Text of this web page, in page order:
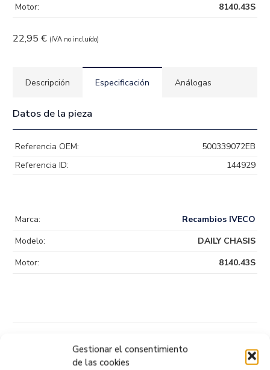
Gestionar el consentimiento
de las cookies
22,95 € (IVA no incluído)
Motor:
8140.43S
Descripción Especificación Análogas
Datos de la pieza
Referencia OEM:
500339072EB
Referencia ID:
144929
Marca:
Recambios IVECO
Modelo:
DAILY CHASIS
Motor:
8140.43S
Productos relacionados